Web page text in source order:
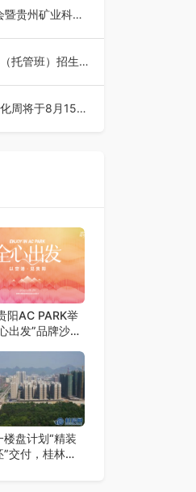
贵州矿业科技
托管班）招生
周将于8月15日
阳AC PARK举
出发”品牌沙龙
楼盘计划“精装
”交付，桂林业